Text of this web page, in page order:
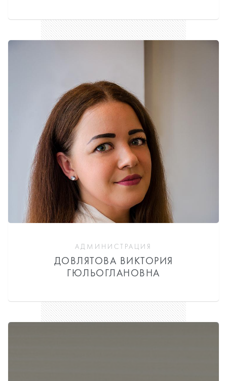
АДМИНИСТРАЦИЯ
ДОВЛЯТОВА ВИКТОРИЯ
ГЮЛЬОГЛАНОВНА